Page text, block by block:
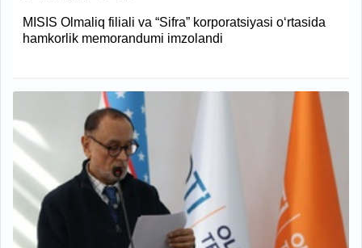
MISIS Olmaliq filiali va “Sifra” korporatsiyasi o‘rtasida
hamkorlik memorandumi imzolandi